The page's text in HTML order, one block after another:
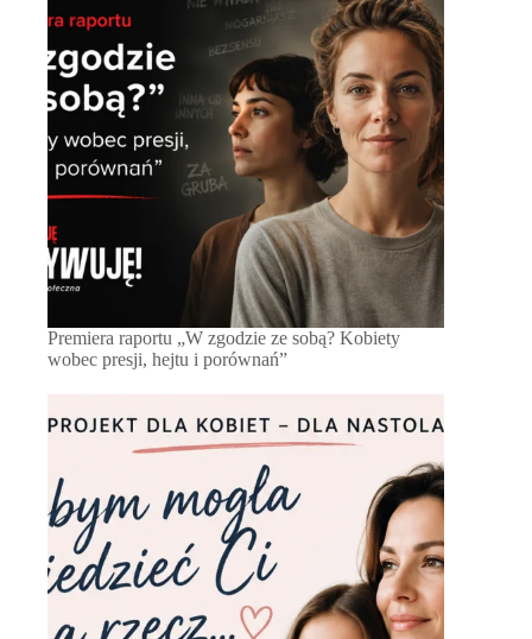
Premiera raportu „W zgodzie ze sobą? Kobiety
wobec presji, hejtu i porównań”